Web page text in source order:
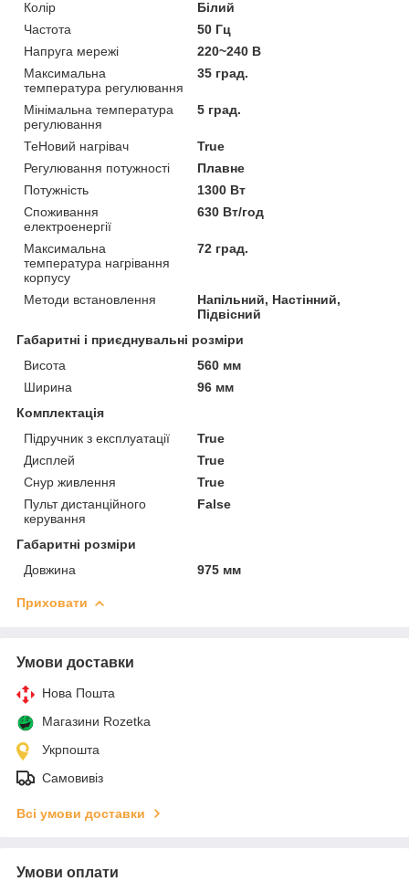
Колір
Білий
Частота
50 Гц
Напруга мережі
220~240 В
Максимальна
температура регулювання
35 град.
Мінімальна температура
регулювання
5 град.
ТеНовий нагрівач
True
Регулювання потужності
Плавне
Потужність
1300 Вт
Споживання
електроенергії
630 Вт/год
Максимальна
температура нагрівання
корпусу
72 град.
Методи встановлення
Напільний, Настінний,
Підвісний
Габаритні і приєднувальні розміри
Висота
560 мм
Ширина
96 мм
Комплектація
Підручник з експлуатації
True
Дисплей
True
Снур живлення
True
Пульт дистанційного
керування
False
Габаритні розміри
Довжина
975 мм
Приховати
Умови доставки
Нова Пошта
Магазини Rozetka
Укрпошта
Самовивіз
Всі умови доставки
Умови оплати